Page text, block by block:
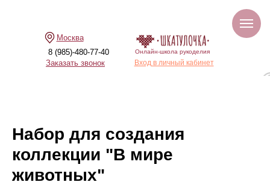
Онлайн-школа рукоделия
8 (985)-480-77-40
Вход в личный кабинет
Москва
Заказать звонок
Набор для создания
коллекции "В мире
животных"